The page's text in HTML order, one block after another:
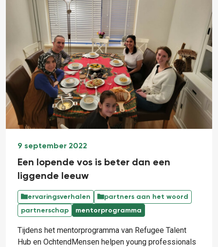
9 september 2022
Een lopende vos is beter dan een
liggende leeuw
ervaringsverhalen
partners aan het woord
partnerschap
mentorprogramma
Tijdens het mentorprogramma van Refugee Talent
Hub en OchtendMensen helpen young professionals